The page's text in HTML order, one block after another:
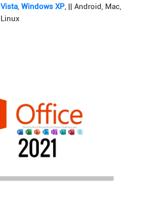
Vista,Windows XP, || Android, Mac,
Linux